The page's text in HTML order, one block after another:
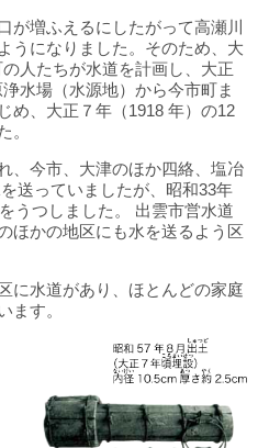
が増ふえるにしたがって高瀬川
うになりました。そのため、大
人たちが水道を計画し、大正
水場（水源地）から今市町ま
め、大正７年（1918 年）の12
。
、今市、大津のほか四絡、塩冶
送っていましたが、昭和33年
うつしました。 出雲市営水道
ほかの地区にも水を送るよう区
に水道があり、ほとんどの家庭
ます。